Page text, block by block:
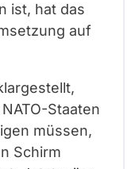
ist, hat das
auf
Staaten
müssen,
Schirm